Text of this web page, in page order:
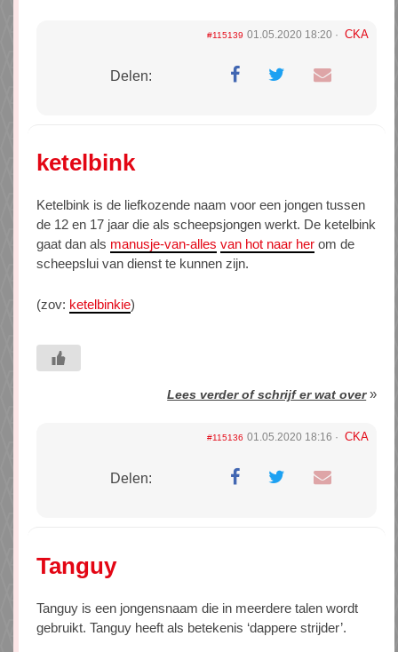
#115139 01.05.2020 18:20 CKA
Delen:
ketelbink
Ketelbink is de liefkozende naam voor een jongen tussen
de 12 en 17 jaar die als scheepsjongen werkt. De ketelbink
gaat dan als manusje-van-alles van hot naar her om de
scheepslui van dienst te kunnen zijn.
(zov: ketelbinkie)
Lees verder of schrijf er wat over»
#115136 01.05.2020 18:16 CKA
Delen:
Tanguy
Tanguy is een jongensnaam die in meerdere talen wordt
gebruikt. Tanguy heeft als betekenis ‘dappere strijder’.